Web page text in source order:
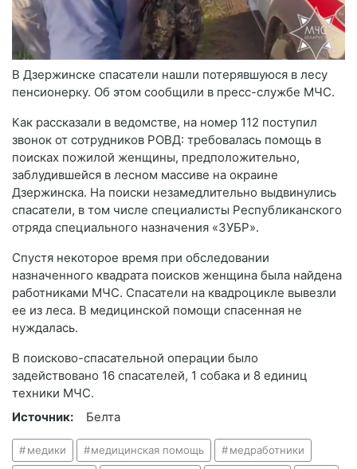
В Дзержинске спасатели нашли потерявшуюся в лесу
пенсионерку. Об этом сообщили в пресс-службе МЧС.
Как рассказали в ведомстве, на номер 112 поступил
звонок от сотрудников РОВД: требовалась помощь в
поисках пожилой женщины, предположительно,
заблудившейся в лесном массиве на окраине
Дзержинска. На поиски незамедлительно выдвинулись
спасатели, в том числе специалисты Республиканского
отряда специального назначения «ЗУБР».
Спустя некоторое время при обследовании
назначенного квадрата поисков женщина была найдена
работниками МЧС. Спасатели на квадроцикле вывезли
ее из леса. В медицинской помощи спасенная не
нуждалась.
В поисково-спасательной операции было
задействовано 16 спасателей, 1 собака и 8 единиц
техники МЧС.
Источник:
Белта
медики медицинская помощь медработники